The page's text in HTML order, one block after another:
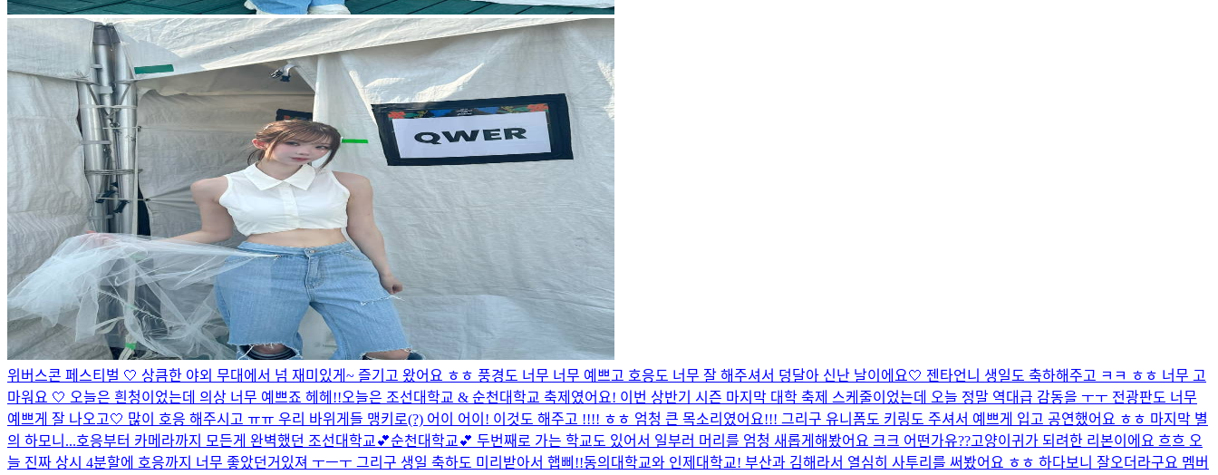
위버스콘 페스티벌 🤍 상큼한 야외 무대에서 넘 재미있게~ 즐기고 왔어요 ㅎㅎ 풍경도 너무 너무 예쁘고 호응도 너무 잘 해주셔서 덩달아 신난 날이에요🤍 젠타언니 생일도 축하해주고 ㅋㅋ ㅎㅎ 너무 고
마워요 🤍 오늘은 흰청이었는데 의상 너무 예쁘죠 헤헤!!오늘은 조선대학교 & 순천대학교 축제였어요! 이번 상반기 시즌 마지막 대학 축제 스케줄이었는데 오늘 정말 역대급 감동을 ㅜㅜ 전광판도 너무
예쁘게 잘 나오고🤍 많이 호응 해주시고 ㅠㅠ 우리 바위게들 맹키로(?) 어이 어이! 이것도 해주고 !!!! ㅎㅎ 엄청 큰 목소리였어요!!! 그리구 유니폼도 키링도 주셔서 예쁘게 입고 공연했어요 ㅎㅎ 마지막 별
의 하모니...호응부터 카메라까지 모든게 완벽했던 조선대학교💕순천대학교💕 두번째로 가는 학교도 있어서 일부러 머리를 엄청 새롭게해봤어요 크크 어떤가유??고양이귀가 되려한 리본이에요 흐흐 오
늘 진짜 상시 4분할에 호응까지 너무 좋았던거있져 ㅜㅡㅜ 그리구 생일 축하도 미리받아서 햅삐!!동의대학교와 인제대학교! 부산과 김해라서 열심히 사투리를 써봤어요 ㅎㅎ 하다보니 잘오더라구요 멤버